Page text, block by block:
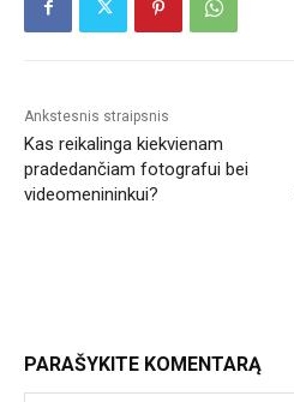
Ankstesnis straipsnis
Kas reikalinga kiekvienam
pradedančiam fotografui bei
videomenininkui?
PARAŠYKITE KOMENTARĄ